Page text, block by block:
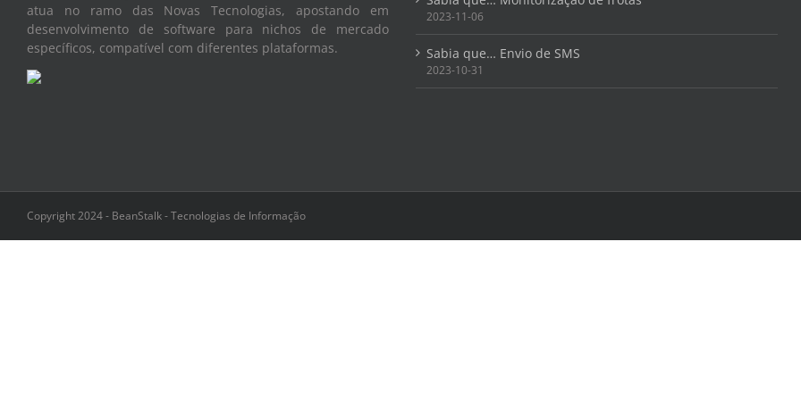
atua no ramo das Novas Tecnologias, apostando em
desenvolvimento de software para nichos de mercado
específicos, compatível com diferentes plataformas.
2023-11-06
Sabia que… Envio de SMS
2023-10-31
Copyright 2024 - BeanStalk - Tecnologias de Informação